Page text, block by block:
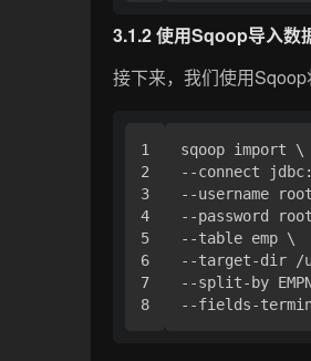
3.1.2 使用Sqoop导入数
接下来，我们使用Sqoop
1
2
3
4
5
6
7
sqoop import \
--connect
--username
--password
--table emp \
--target-dir /
--split-by
--fields-